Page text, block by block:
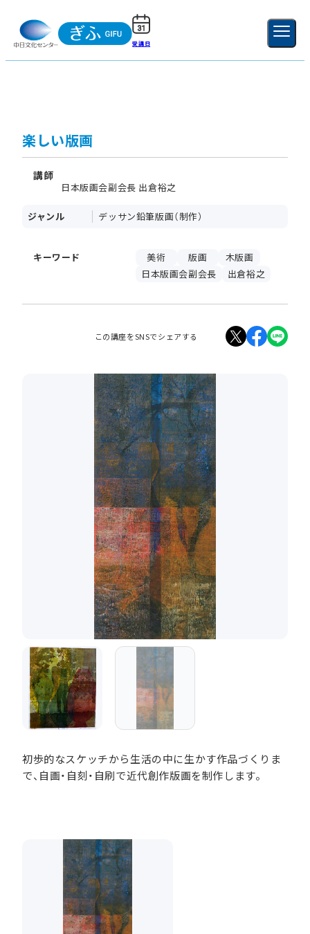
受講日 新規登録
楽しい版画
講師
日本版画会副会長 出倉裕之
ジャンル デッサン鉛筆版画（制作）
キーワード 美術 版画
木版画
日本版画会副会長
出倉裕之
この講座をSNSでシェアする
初歩的なスケッチから生活の中に生かす作品づくりま
で、自画・自刻・自刷で近代創作版画を制作します。